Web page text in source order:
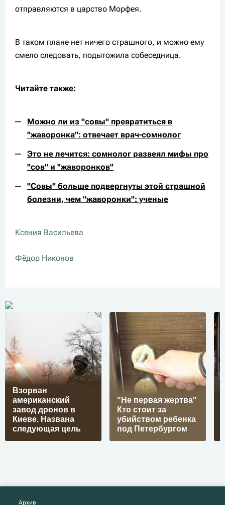
отправляются в царство Морфея.
В таком плане нет ничего страшного, и можно ему
смело следовать, подытожила собеседница.
Читайте также:
Можно ли из "совы" превратиться в
"жаворонка": отвечает врач-сомнолог
Это не лечится: сомнолог развеял мифы про
"сов" и "жаворонков"
"Совы" больше подвергнуты этой страшной
болезни, чем "жаворонки": ученые
Ксения Васильева
Фёдор Никонов
Взорван
американский
завод дронов в
Киеве. Названа
следующая цель
"Не первая жертва"
Кто стоит за
убийством ребенка
под Петербургом
Архив